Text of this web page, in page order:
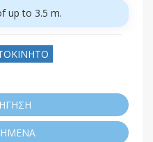
up to 3.5 m.